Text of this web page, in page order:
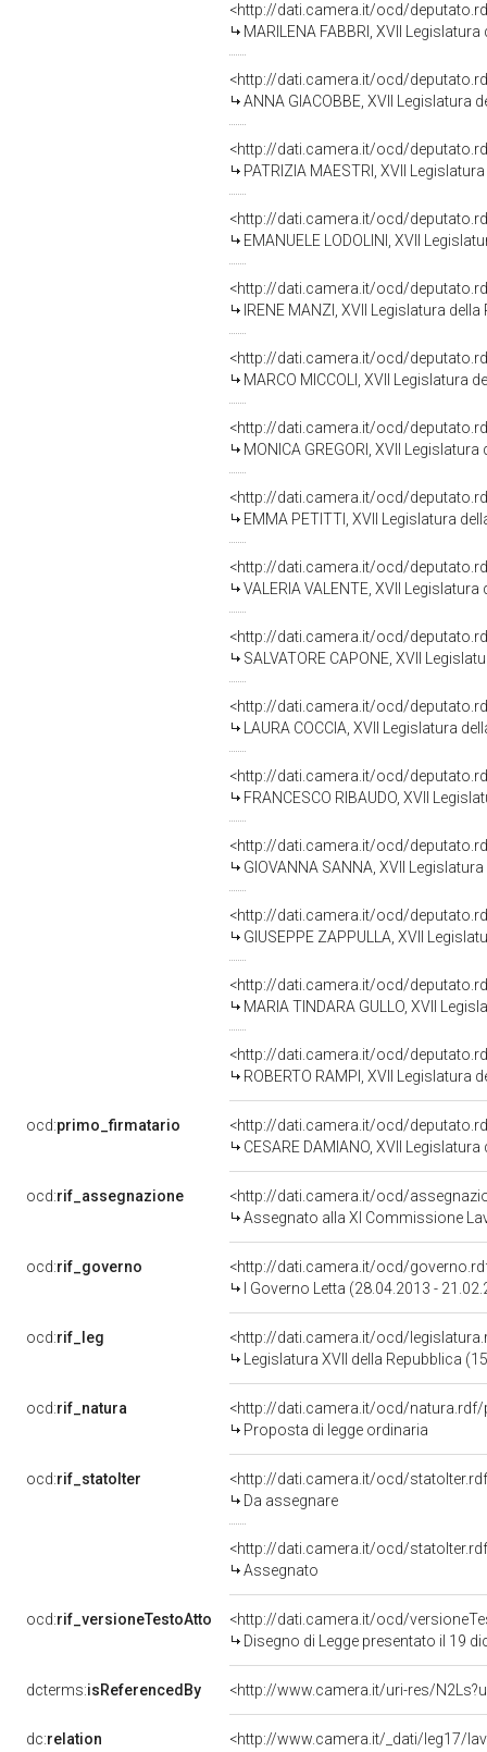
<http://dati.camera.it/ocd/
MARILENA FABBRI, XVII
<http://dati.camera.it/ocd/
ANNA GIACOBBE, XVII Legislatura
<http://dati.camera.it/ocd/
PATRIZIA MAESTRI, XVII
<http://dati.camera.it/ocd/
EMANUELE LODOLINI, XVII
<http://dati.camera.it/ocd/
IRENE MANZI, XVII Legislatura
<http://dati.camera.it/ocd/
MARCO MICCOLI, XVII Legislatura
<http://dati.camera.it/ocd/
MONICA GREGORI, XVII
<http://dati.camera.it/ocd/
EMMA PETITTI, XVII Legislatura
<http://dati.camera.it/ocd/
VALERIA VALENTE, XVII
<http://dati.camera.it/ocd/
SALVATORE CAPONE, XVII
<http://dati.camera.it/ocd/
LAURA COCCIA, XVII Legislatura
<http://dati.camera.it/ocd/
FRANCESCO RIBAUDO, XVII
<http://dati.camera.it/ocd/
GIOVANNA SANNA, XVII
<http://dati.camera.it/ocd/
GIUSEPPE ZAPPULLA, XVII
<http://dati.camera.it/ocd/
MARIA TINDARA GULLO, XVII
<http://dati.camera.it/ocd/
ROBERTO RAMPI, XVII Legislatura
ocd:primo_firmatario
<http://dati.camera.it/ocd/
CESARE DAMIANO, XVII
ocd:rif_assegnazione
<http://dati.camera.it/ocd/
Assegnato alla XI Commissione
ocd:rif_governo
<http://dati.camera.it/ocd/
I Governo Letta (28.04.2013 -
ocd:rif_leg
<http://dati.camera.it/ocd/
Legislatura XVII della Repubblica
ocd:rif_natura
<http://dati.camera.it/ocd/natura.rdf/
Proposta di legge ordinaria
ocd:rif_statoIter
<http://dati.camera.it/ocd/
Da assegnare
<http://dati.camera.it/ocd/
Assegnato
ocd:rif_versioneTestoAtto
<http://dati.camera.it/ocd/
Disegno di Legge presentato il 19
dcterms:isReferencedBy <http://www.camera.it/uri-res/
dc:relation <http://www.camera.it/_dati/leg17/